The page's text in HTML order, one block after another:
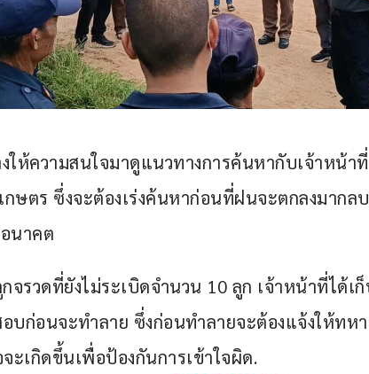
ให้ความสนใจมาดูแนวทางการค้นหากับเจ้าหน้
กษตร ซึ่งจะต้องเร่งค้นหาก่อนที่ฝนจะตกลงมาก
นาคต
กจรวดที่ยังไม่ระเบิดจำนวน 10 ลูก เจ้าหน้าที่ได้
บก่อนจะทำลาย ซึ่งก่อนทำลายจะต้องแจ้งให้ทห
จะเกิดขึ้นเพื่อป้องกันการเข้าใจผิด.